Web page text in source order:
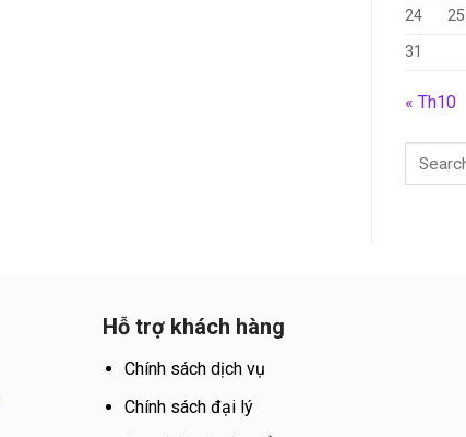
24
25
31
« Th10
Hỗ trợ khách hàng
Chính sách dịch vụ
Chính sách đại lý